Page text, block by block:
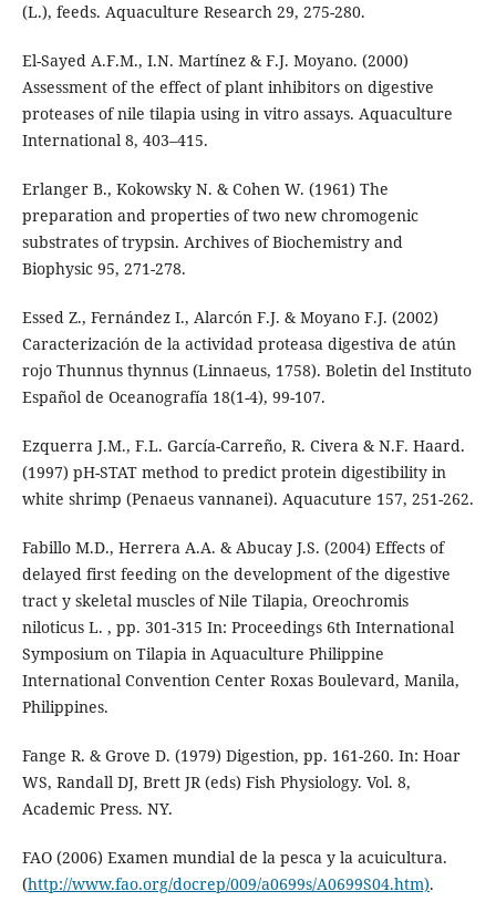
(L.), feeds. Aquaculture Research 29, 275-280.
El-Sayed A.F.M., I.N. Martínez & F.J. Moyano. (2000)
Assessment of the effect of plant inhibitors on digestive
proteases of nile tilapia using in vitro assays. Aquaculture
International 8, 403–415.
Erlanger B., Kokowsky N. & Cohen W. (1961) The
preparation and properties of two new chromogenic
substrates of trypsin. Archives of Biochemistry and
Biophysic 95, 271-278.
Essed Z., Fernández I., Alarcón F.J. & Moyano F.J. (2002)
Caracterización de la actividad proteasa digestiva de atún
rojo Thunnus thynnus (Linnaeus, 1758). Boletin del Instituto
Español de Oceanografía 18(1-4), 99-107.
Ezquerra J.M., F.L. García-Carreño, R. Civera & N.F. Haard.
(1997) pH-STAT method to predict protein digestibility in
white shrimp (Penaeus vannanei). Aquacuture 157, 251-262.
Fabillo M.D., Herrera A.A. & Abucay J.S. (2004) Effects of
delayed first feeding on the development of the digestive
tract y skeletal muscles of Nile Tilapia, Oreochromis
niloticus L. , pp. 301-315 In: Proceedings 6th International
Symposium on Tilapia in Aquaculture Philippine
International Convention Center Roxas Boulevard, Manila,
Philippines.
Fange R. & Grove D. (1979) Digestion, pp. 161-260. In: Hoar
WS, Randall DJ, Brett JR (eds) Fish Physiology. Vol. 8,
Academic Press. NY.
FAO (2006) Examen mundial de la pesca y la acuicultura.
(http://www.fao.org/docrep/009/a0699s/A0699S04.htm).